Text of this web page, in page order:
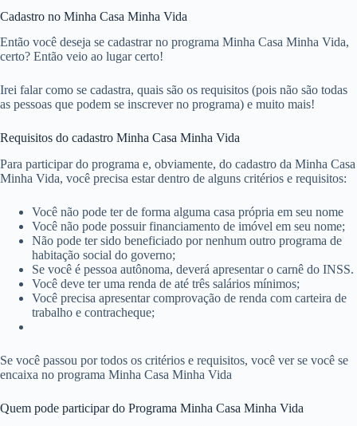
Cadastro no Minha Casa Minha Vida
Então você deseja se cadastrar no programa Minha Casa Minha Vida,
certo? Então veio ao lugar certo!
Irei falar como se cadastra, quais são os requisitos (pois não são todas
as pessoas que podem se inscrever no programa) e muito mais!
Requisitos do cadastro Minha Casa Minha Vida
Para participar do programa e, obviamente, do cadastro da Minha Casa
Minha Vida, você precisa estar dentro de alguns critérios e requisitos:
Você não pode ter de forma alguma casa própria em seu nome
Você não pode possuir financiamento de imóvel em seu nome;
Não pode ter sido beneficiado por nenhum outro programa de
habitação social do governo;
Se você é pessoa autônoma, deverá apresentar o carnê do INSS.
Você deve ter uma renda de até três salários mínimos;
Você precisa apresentar comprovação de renda com carteira de
trabalho e contracheque;
Se você passou por todos os critérios e requisitos, você ver se você se
encaixa no programa Minha Casa Minha Vida
Quem pode participar do Programa Minha Casa Minha Vida